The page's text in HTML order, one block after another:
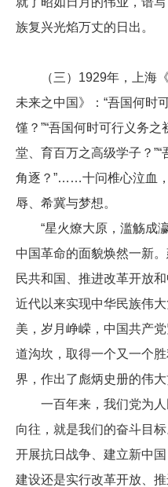
族复兴光焰万丈的日出。
（三）1929年，上海《
未来之中国》：“吾国何时
馑？”“吾国何时可行义务
堂、育百万之高级学子？
角逐？”……十问椎心泣血
辱、希冀与梦想。
“星火燎大原，滥觞成瀛
中国革命的面貌焕然一新
民共和国、推进改革开放
近代以来实现中华民族伟
美，岁月峥嵘，中国共产
道沟坎，取得一个又一个
界，作出了彪炳史册的伟
一百年来，我们党为人
向往，就是我们的奋斗目
开展抗日战争、建立新中
建设还是实行改革开放、